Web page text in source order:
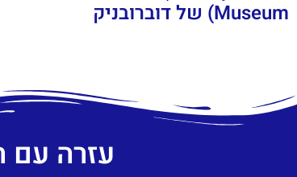
Museum) של דוברובניק
עזרה עם